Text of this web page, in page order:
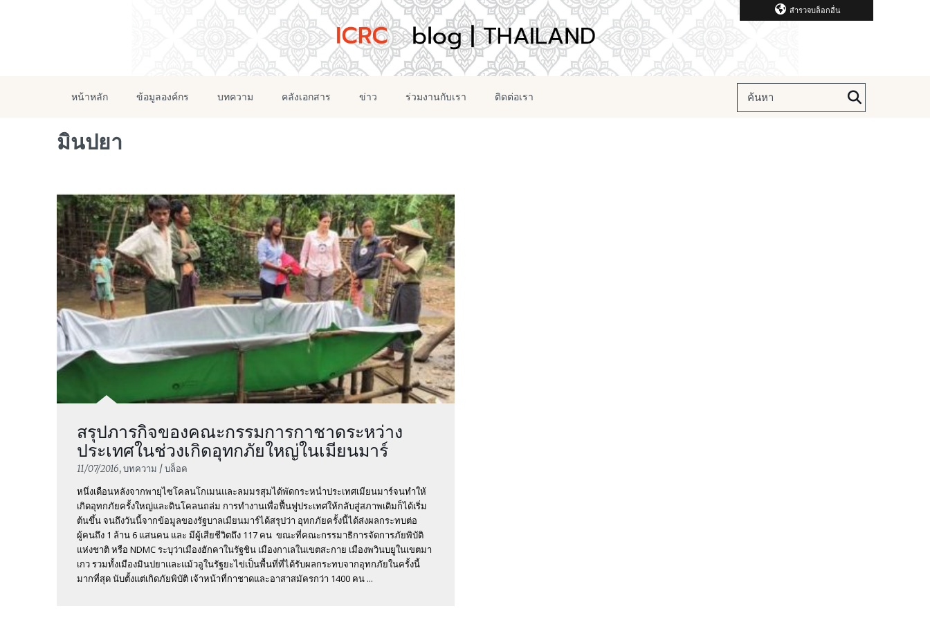
สำรวจบล็อกอื่น
หน้าหลัก ข้อมูลองค์กร บทความ คลังเอกสาร ข่าว ร่วมงานกับเรา ติดต่อเรา
มินปยา
สรุปภารกิจของคณะกรรมการกาชาดระหว่าง
ประเทศในช่วงเกิดอุทกภัยใหญ่ในเมียนมาร์
11/07/2016, บทความ / บล็อค
หนึ่งเดือนหลังจากพายุไซโคลนโกเมนและลมมรสุมได้พัดกระหน่ำประเทศเมียนมาร์จนทำให้
เกิดอุทกภัยครั้งใหญ่และดินโคลนถล่ม การทำงานเพื่อฟื้นฟูประเทศให้กลับสู่สภาพเดิมก็ได้เริ่ม
ต้นขึ้น จนถึงวันนี้จากข้อมูลของรัฐบาลเมียนมาร์ได้สรุปว่า อุทกภัยครั้งนี้ได้ส่งผลกระทบต่อ
ผู้คนถึง 1 ล้าน 6 แสนคน และ มีผู้เสียชีวิตถึง 117 คน ขณะที่คณะกรรมาธิการจัดการภัยพิบัติ
แห่งชาติ หรือ NDMC ระบุว่าเมืองฮักคาในรัฐชิน เมืองกาเลในเขตสะกาย เมืองพวินบยูในเขตมา
เกว รวมทั้งเมืองมินปยาและแม้วอูในรัฐยะไข่เป็นพื้นที่ที่ได้รับผลกระทบจากอุทกภัยในครั้งนี้
มากที่สุด นับตั้งแต่เกิดภัยพิบัติ เจ้าหน้าที่กาชาดและอาสาสมัครกว่า 1400 คน ...